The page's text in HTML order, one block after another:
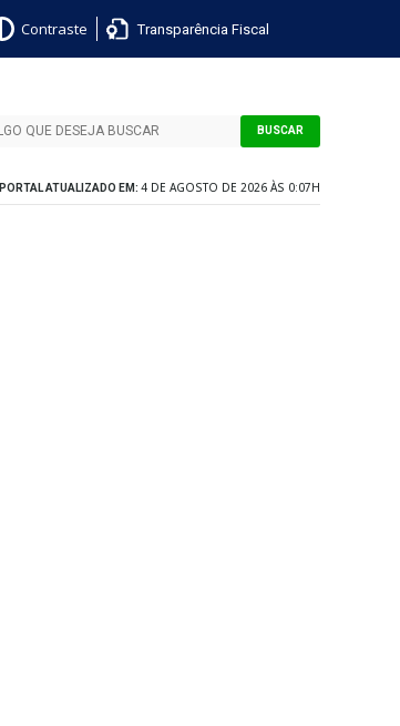
Contraste Transparência Fiscal
BUSCAR
PORTAL ATUALIZADO EM: 4 DE AGOSTO DE 2026 ÀS 0:07H